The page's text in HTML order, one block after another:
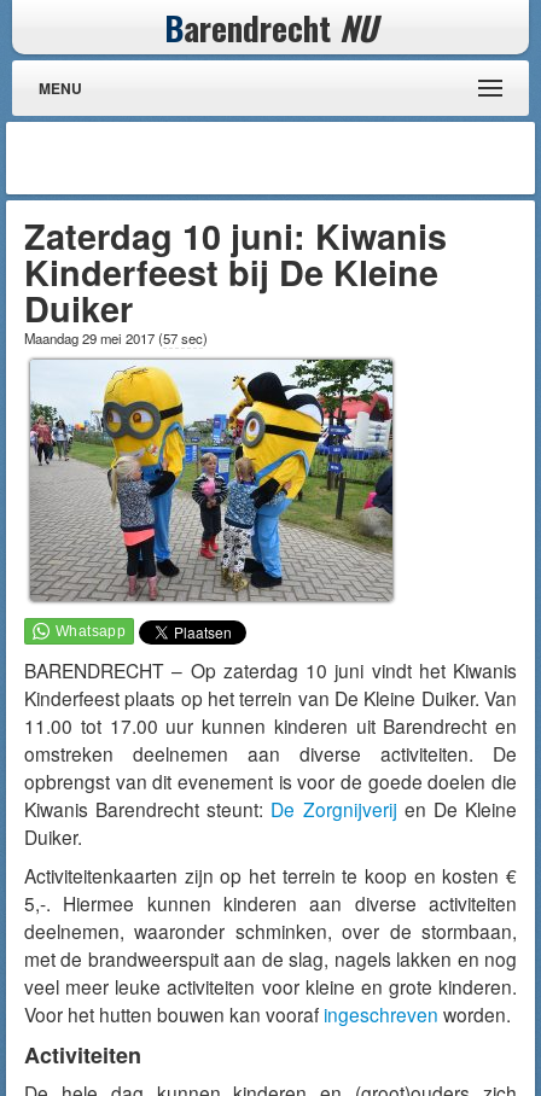
Barendrecht NU
MENU
Zaterdag 10 juni: Kiwanis
Kinderfeest bij De Kleine
Duiker
Maandag 29 mei 2017(57 sec)
BARENDRECHT – Op zaterdag 10 juni vindt het Kiwanis
Kinderfeest plaats op het terrein van De Kleine Duiker. Van
11.00 tot 17.00 uur kunnen kinderen uit Barendrecht en
omstreken deelnemen aan diverse activiteiten. De
opbrengst van dit evenement is voor de goede doelen die
Kiwanis Barendrecht steunt: De Zorgnijverij en De Kleine
Duiker.
Activiteitenkaarten zijn op het terrein te koop en kosten €
5,-. Hiermee kunnen kinderen aan diverse activiteiten
deelnemen, waaronder schminken, over de stormbaan,
met de brandweerspuit aan de slag, nagels lakken en nog
veel meer leuke activiteiten voor kleine en grote kinderen.
Voor het hutten bouwen kan vooraf ingeschreven worden.
Activiteiten